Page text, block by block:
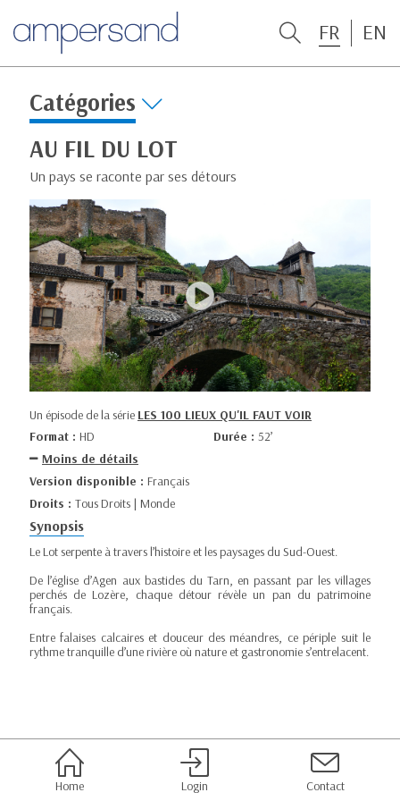
FR EN
Catégories
AU FIL DU LOT
Un pays se raconte par ses détours
Un épisode de la série LES 100 LIEUX QU'IL FAUT VOIR
Format : HD Durée : 52’
Moins de détails
Version disponible : Français
Droits : Tous Droits | Monde
Synopsis
Le Lot serpente à travers l’histoire et les paysages du Sud-Ouest.
De l’église d’Agen aux bastides du Tarn, en passant par les villages
perchés de Lozère, chaque détour révèle un pan du patrimoine
français.
Entre falaises calcaires et douceur des méandres, ce périple suit le
rythme tranquille d’une rivière où nature et gastronomie s’entrelacent.
Home Login Contact